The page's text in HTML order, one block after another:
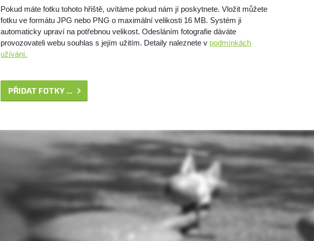
Pokud máte fotku tohoto hřiště, uvítáme pokud nám jí poskytnete. Vložit můžete
fotku ve formátu JPG nebo PNG o maximální velikosti 16 MB. Systém ji
automaticky upraví na potřebnou velikost. Odesláním fotografie dáváte
provozovateli webu souhlas s jejím užitím. Detaily naleznete v podmínkách
užívání.
PŘIDAT FOTKY ...